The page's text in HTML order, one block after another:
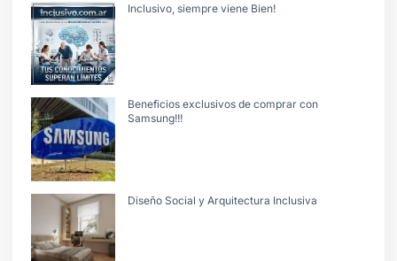
Inclusivo, siempre viene Bien!
Beneficios exclusivos de comprar con
Samsung!!!
Diseño Social y Arquitectura Inclusiva